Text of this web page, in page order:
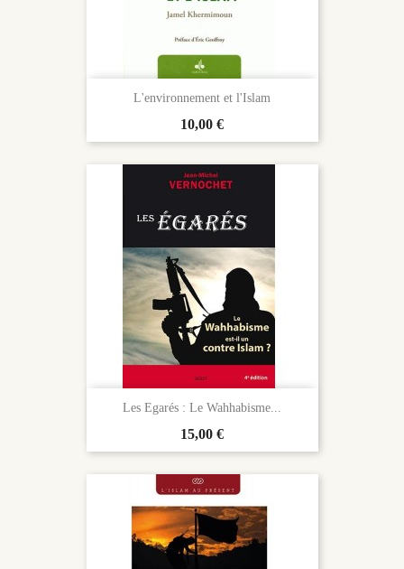
L'environnement et l'Islam
Prix
10,00 €
Les Egarés : Le Wahhabisme...
Prix
15,00 €